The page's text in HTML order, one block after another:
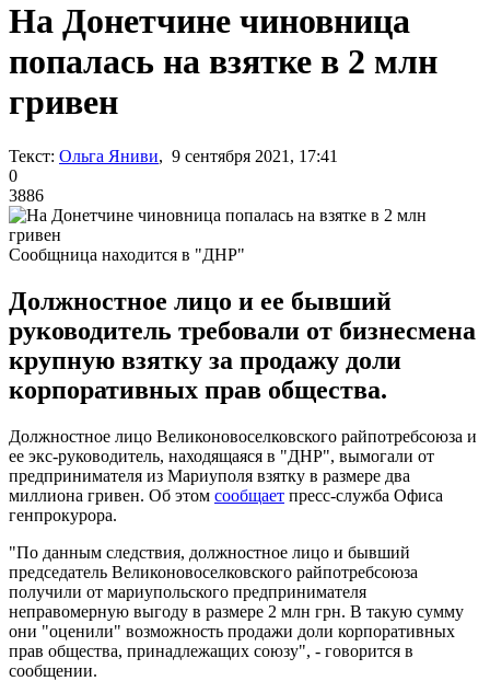
На Донетчине чиновница
попалась на взятке в 2 млн
гривен
Текст: Ольга Яниви, 9 сентября 2021, 17:41
0
3886
Сообщница находится в "ДНР"
Должностное лицо и ее бывший
руководитель требовали от бизнесмена
крупную взятку за продажу доли
корпоративных прав общества.
Должностное лицо Великоновоселковского райпотребсоюза и
ее экс-руководитель, находящаяся в "ДНР", вымогали от
предпринимателя из Мариуполя взятку в размере два
миллиона гривен. Об этом сообщает пресс-служба Офиса
генпрокурора.
"По данным следствия, должностное лицо и бывший
председатель Великоновоселковского райпотребсоюза
получили от мариупольского предпринимателя
неправомерную выгоду в размере 2 млн грн. В такую сумму
они "оценили" возможность продажи доли корпоративных
прав общества, принадлежащих союзу", - говорится в
сообщении.